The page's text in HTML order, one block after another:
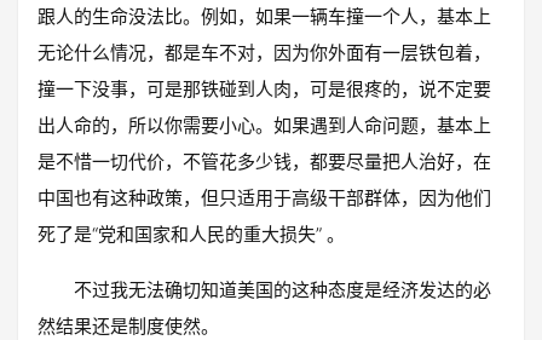
跟人的生命没法比。例如，如果一辆车撞一个人，基本上
无论什么情况，都是车不对，因为你外面有一层铁包着，
撞一下没事，可是那铁碰到人肉，可是很疼的，说不定要
出人命的，所以你需要小心。如果遇到人命问题，基本上
是不惜一切代价，不管花多少钱，都要尽量把人治好，在
中国也有这种政策，但只适用于高级干部群体，因为他们
死了是“党和国家和人民的重大损失” 。
不过我无法确切知道美国的这种态度是经济发达的必
然结果还是制度使然。